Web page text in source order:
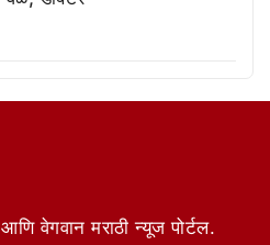
वेगवान मराठी न्यूज पोर्टल.